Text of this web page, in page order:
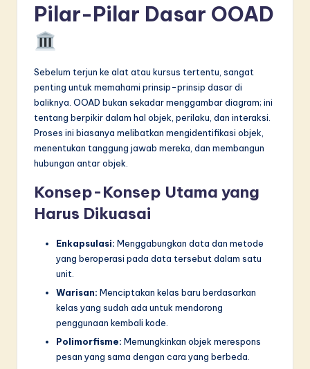
o
Pilar-Pilar Dasar OOAD
Sebelum terjun ke alat atau kursus tertentu, sangat
penting untuk memahami prinsip-prinsip dasar di
baliknya. OOAD bukan sekadar menggambar diagram; ini
tentang berpikir dalam hal objek, perilaku, dan interaksi.
Proses ini biasanya melibatkan mengidentifikasi objek,
menentukan tanggung jawab mereka, dan membangun
hubungan antar objek.
Konsep-Konsep Utama yang
Harus Dikuasai
Enkapsulasi: Menggabungkan data dan metode
yang beroperasi pada data tersebut dalam satu
unit.
Warisan: Menciptakan kelas baru berdasarkan
kelas yang sudah ada untuk mendorong
penggunaan kembali kode.
Polimorfisme: Memungkinkan objek merespons
pesan yang sama dengan cara yang berbeda.